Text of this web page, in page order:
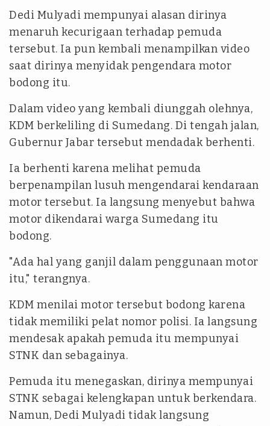
Dedi Mulyadi mempunyai alasan dirinya
menaruh kecurigaan terhadap pemuda
tersebut. Ia pun kembali menampilkan video
saat dirinya menyidak pengendara motor
bodong itu.
Dalam video yang kembali diunggah olehnya,
KDM berkeliling di Sumedang. Di tengah jalan,
Gubernur Jabar tersebut mendadak berhenti.
Ia berhenti karena melihat pemuda
berpenampilan lusuh mengendarai kendaraan
motor tersebut. Ia langsung menyebut bahwa
motor dikendarai warga Sumedang itu
bodong.
"Ada hal yang ganjil dalam penggunaan motor
itu," terangnya.
KDM menilai motor tersebut bodong karena
tidak memiliki pelat nomor polisi. Ia langsung
mendesak apakah pemuda itu mempunyai
STNK dan sebagainya.
Pemuda itu menegaskan, dirinya mempunyai
STNK sebagai kelengkapan untuk berkendara.
Namun, Dedi Mulyadi tidak langsung